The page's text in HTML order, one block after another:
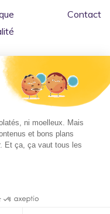
Contact
: le comparateur
et services bancaires
ni moelleux. Mais
et bons plans
Et ça, ça vaut tous les